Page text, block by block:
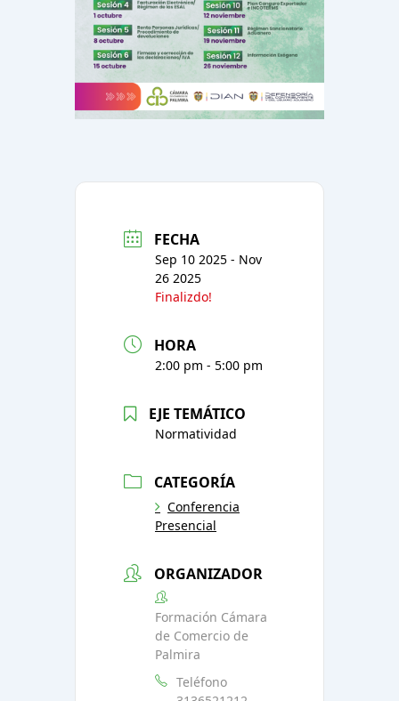
FECHA
Sep 10 2025 - Nov
26 2025
Finalizdo!
HORA
2:00 pm - 5:00 pm
EJE TEMÁTICO
Normatividad
CATEGORÍA
Conferencia
Presencial
ORGANIZADOR
Formación Cámara
de Comercio de
Palmira
Teléfono